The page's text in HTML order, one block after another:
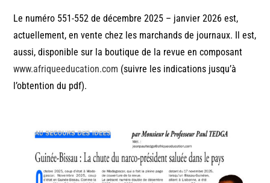
Le numéro 551-552 de décembre 2025 – janvier 2026 est,
actuellement, en vente chez les marchands de journaux. Il est,
aussi, disponible sur la boutique de la revue en composant
www.afriqueeducation.com (suivre les indications jusqu’à
l’obtention du pdf).